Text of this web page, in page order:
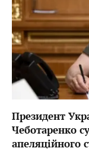
Президент
Чеботаренко
апеляційного